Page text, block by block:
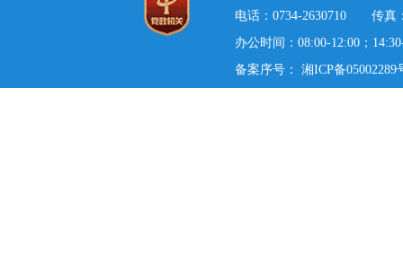
电话：0734-2630710 传真
办公时间：08:00-12:00；
备案序号：
湘ICP备05002289